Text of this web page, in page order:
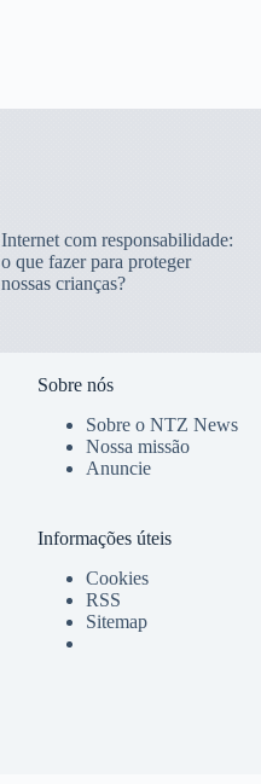
Internet com responsabilidade:
o que fazer para proteger
nossas crianças?
Sobre nós
Sobre o NTZ News
Nossa missão
Anuncie
Informações úteis
Cookies
RSS
Sitemap